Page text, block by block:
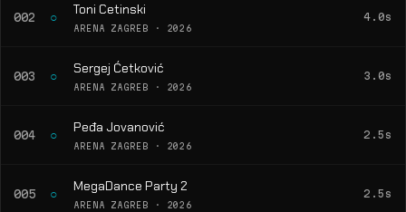
002 ○ Toni Cetinski
ARENA ZAGREB · 2026
4.0s
003 ○ Sergej Ćetković
ARENA ZAGREB · 2026
3.0s
004 ○ Peđa Jovanović
ARENA ZAGREB · 2026
2.5s
005 ○ MegaDance Party 2
ARENA ZAGREB · 2026
2.5s